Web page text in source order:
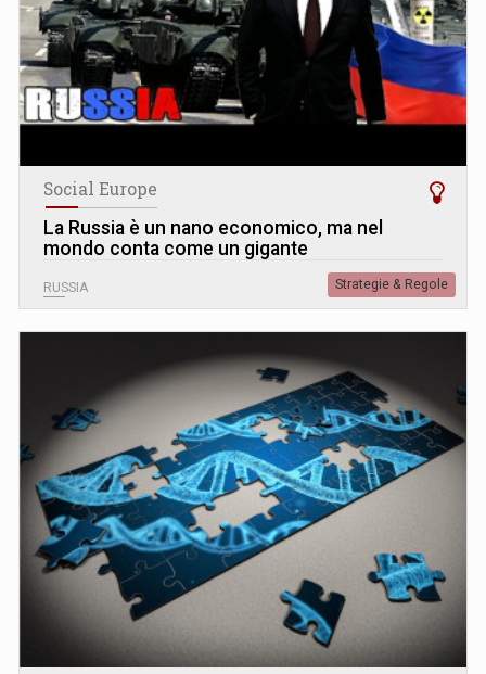
Social Europe
La Russia è un nano economico, ma nel
mondo conta come un gigante
RUSSIA Strategie & Regole